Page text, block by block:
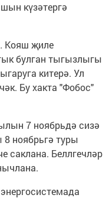
күзәтергә
Кояш җиле
булган тыгызлыгы
китерә. Ул
Бу хакта "Фобос"
7 ноябрьдә сизә
ноябрьгә туры
саклана. Беллгечләр